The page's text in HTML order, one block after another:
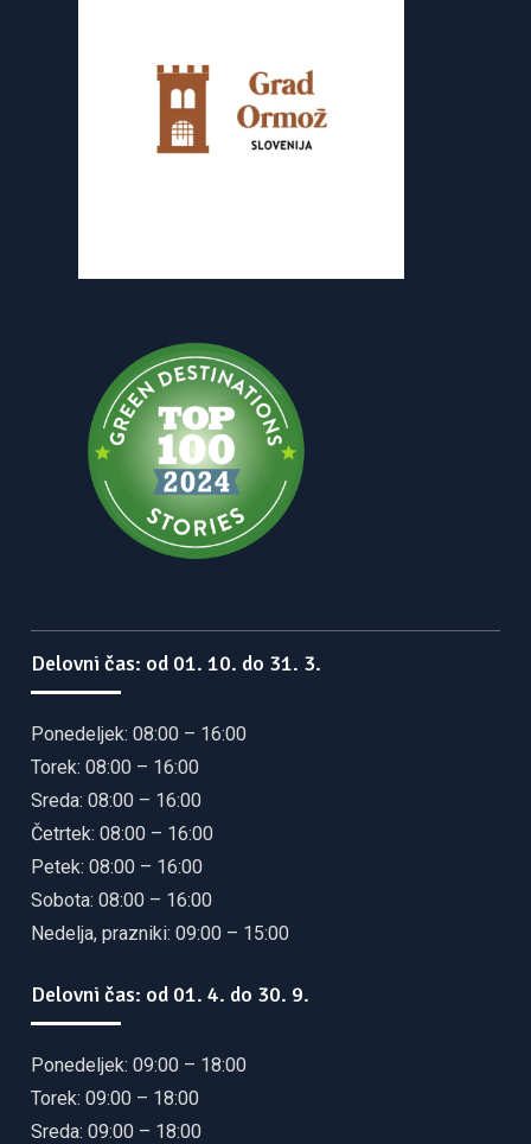
Delovni čas: od 01. 10. do 31. 3.
Ponedeljek: 08:00 – 16:00
Torek: 08:00 – 16:00
Sreda: 08:00 – 16:00
Četrtek: 08:00 – 16:00
Petek: 08:00 – 16:00
Sobota: 08:00 – 16:00
Nedelja, prazniki: 09:00 – 15:00
Delovni čas: od 01. 4. do 30. 9.
Ponedeljek: 09:00 – 18:00
Torek: 09:00 – 18:00
Sreda: 09:00 – 18:00